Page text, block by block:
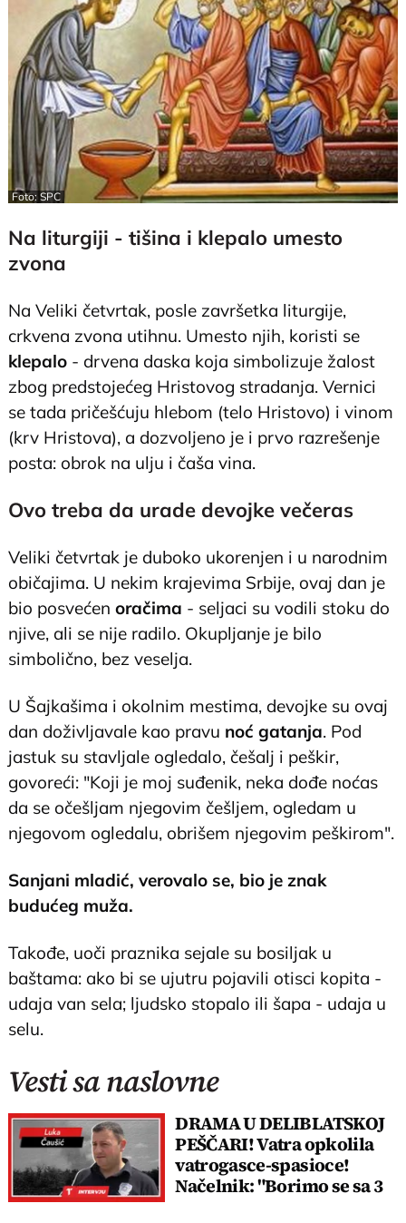
Foto: SPC
Na liturgiji - tišina i klepalo umesto
zvona
Na Veliki četvrtak, posle završetka liturgije,
crkvena zvona utihnu. Umesto njih, koristi se
klepalo - drvena daska koja simbolizuje žalost
zbog predstojećeg Hristovog stradanja. Vernici
se tada pričešćuju hlebom (telo Hristovo) i vinom
(krv Hristova), a dozvoljeno je i prvo razrešenje
posta: obrok na ulju i čaša vina.
Ovo treba da urade devojke večeras
Veliki četvrtak je duboko ukorenjen i u narodnim
običajima. U nekim krajevima Srbije, ovaj dan je
bio posvećenoračima - seljaci su vodili stoku do
njive, ali se nije radilo. Okupljanje je bilo
simbolično, bez veselja.
U Šajkašima i okolnim mestima, devojke su ovaj
dan doživljavale kao pravu noć gatanja. Pod
jastuk su stavljale ogledalo, češalj i peškir,
govoreći: "Koji je moj suđenik, neka dođe noćas
da se očešljam njegovim češljem, ogledam u
njegovom ogledalu, obrišem njegovim peškirom".
Sanjani mladić, verovalo se, bio je znak
budućeg muža.
Takođe, uoči praznika sejale su bosiljak u
baštama: ako bi se ujutru pojavili otisci kopita -
udaja van sela; ljudsko stopalo ili šapa - udaja u
selu.
Vesti sa naslovne
DRAMA U DELIBLATSKOJ
PEŠČARI! Vatra opkolila
vatrogasce-spasioce!
Načelnik: "Borimo se sa 3